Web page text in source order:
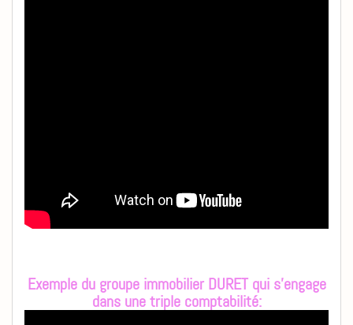
Exemple du groupe immobilier DURET qui s'engage
dans une triple comptabilité: